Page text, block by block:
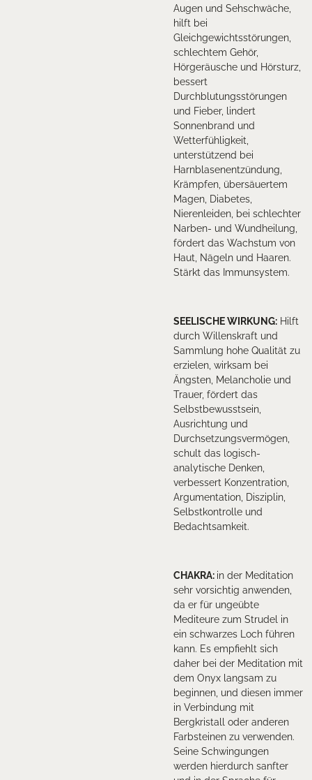
Augen und Sehschwäche,
hilft bei
Gleichgewichtsstörungen,
schlechtem Gehör,
Hörgeräusche und Hörsturz,
bessert
Durchblutungsstörungen
und Fieber, lindert
Sonnenbrand und
Wetterfühligkeit,
unterstützend bei
Harnblasenentzündung,
Krämpfen, übersäuertem
Magen, Diabetes,
Nierenleiden, bei schlechter
Narben- und Wundheilung,
fördert das Wachstum von
Haut, Nägeln und Haaren.
Stärkt das Immunsystem.
SEELISCHE WIRKUNG: Hilft
durch Willenskraft und
Sammlung hohe Qualität zu
erzielen, wirksam bei
Ängsten, Melancholie und
Trauer, fördert das
Selbstbewusstsein,
Ausrichtung und
Durchsetzungsvermögen,
schult das logisch-
analytische Denken,
verbessert Konzentration,
Argumentation, Disziplin,
Selbstkontrolle und
Bedachtsamkeit.
CHAKRA: in der Meditation
sehr vorsichtig anwenden,
da er für ungeübte
Mediteure zum Strudel in
ein schwarzes Loch führen
kann. Es empfiehlt sich
daher bei der Meditation mit
dem Onyx langsam zu
beginnen, und diesen immer
in Verbindung mit
Bergkristall oder anderen
Farbsteinen zu verwenden.
Seine Schwingungen
werden hierdurch sanfter